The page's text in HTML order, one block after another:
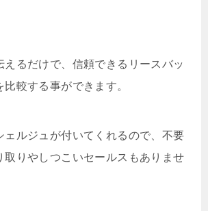
えるだけで、信頼できるリースバッ
較する事ができます。
ェルジュが付いてくれるので、不要
取りやしつこいセールスもありませ